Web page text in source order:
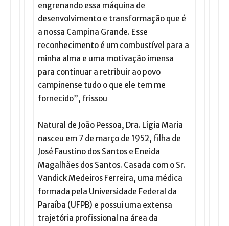
engrenando essa máquina de
desenvolvimento e transformação que é
a nossa Campina Grande. Esse
reconhecimento é um combustível para a
minha alma e uma motivação imensa
para continuar a retribuir ao povo
campinense tudo o que ele tem me
fornecido”, frissou
Natural de João Pessoa, Dra. Lígia Maria
nasceu em 7 de março de 1952, filha de
José Faustino dos Santos e Eneida
Magalhães dos Santos. Casada com o Sr.
Vandick Medeiros Ferreira, uma médica
formada pela Universidade Federal da
Paraíba (UFPB) e possui uma extensa
trajetória profissional na área da